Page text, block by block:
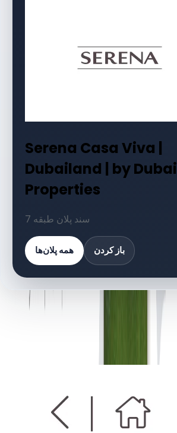
Serena Casa Viva |
Dubailand | by Dubai
Properties
7 سند پلان طبقه
همه پلان‌ها باز کردن